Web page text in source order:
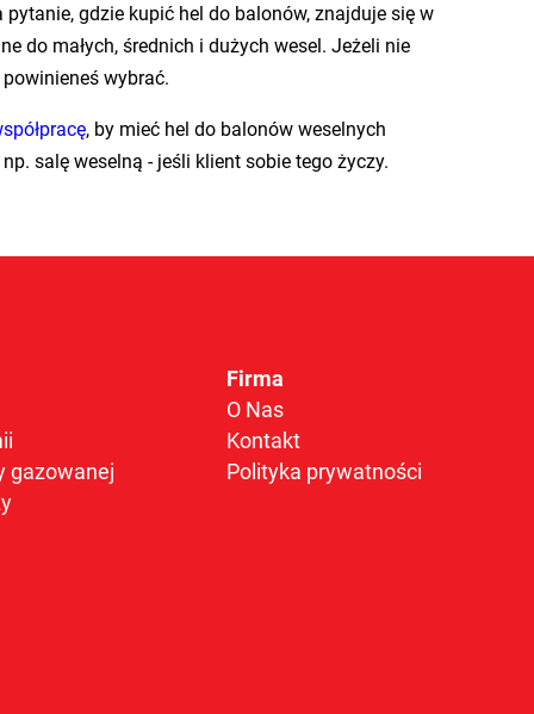
gdzie kupić hel do balonów, znajduje się w
do małych, średnich i dużych wesel. Jeżeli nie
wybrać.
, by mieć hel do balonów weselnych
salę weselną - jeśli klient sobie tego życzy.
gazowanej
Firma
O Nas
Kontakt
Polityka prywatności